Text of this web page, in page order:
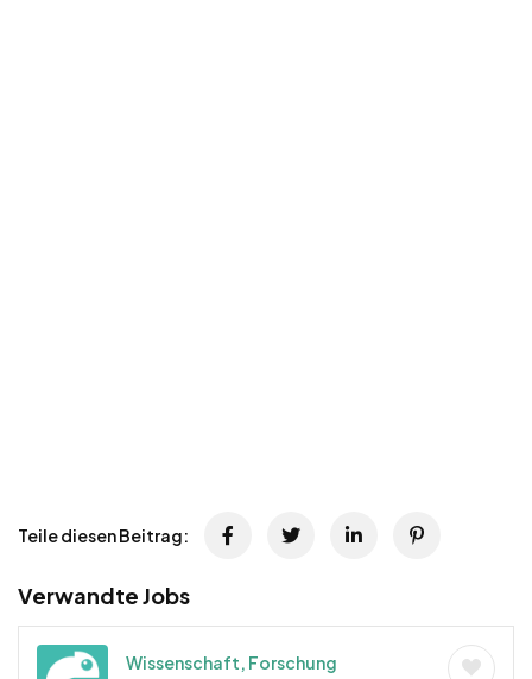
Teile diesen Beitrag:
Verwandte Jobs
Wissenschaft, Forschung